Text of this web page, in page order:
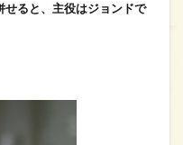
ると、主役はジョンドで